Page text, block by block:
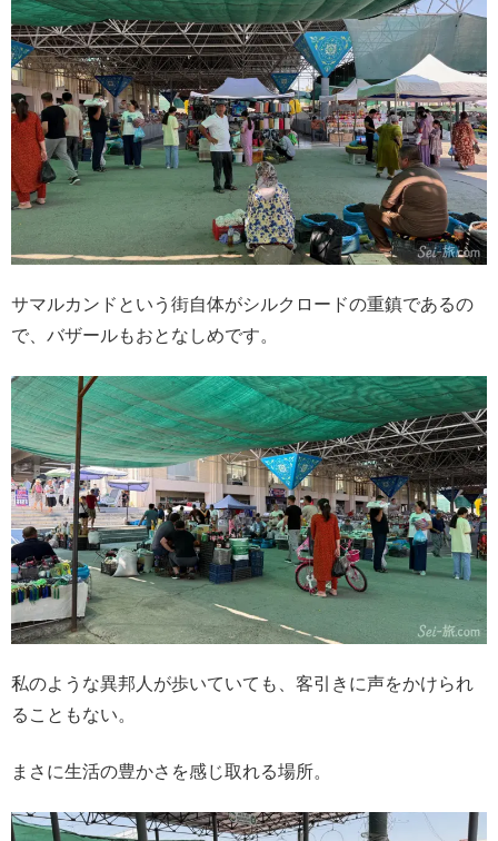
サマルカンドという街自体がシルクロードの重鎮であるの
で、バザールもおとなしめです。
私のような異邦人が歩いていても、客引きに声をかけられ
ることもない。
まさに生活の豊かさを感じ取れる場所。